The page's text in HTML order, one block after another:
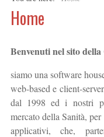
Home
Benvenuti nel sito
siamo una software
web-based e client-
dal 1998 ed i nostri
mercato della Sanità,
applicativi, che,